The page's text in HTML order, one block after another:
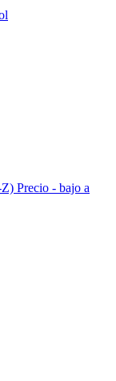
Precio - bajo a